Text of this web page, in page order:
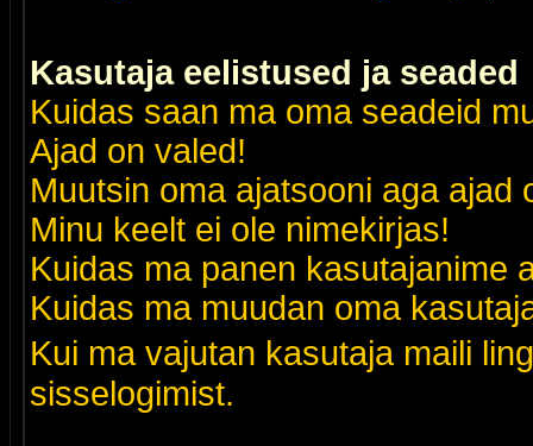
Kasutaja eelistused ja seaded
Kuidas saan ma oma seadeid
Ajad on valed!
Muutsin oma ajatsooni aga ajad
Minu keelt ei ole nimekirjas!
Kuidas ma panen kasutajanime
Kuidas ma muudan oma
Kui ma vajutan kasutaja maili
sisselogimist.